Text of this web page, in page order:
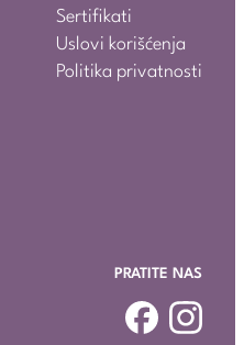
Sertifikati
Uslovi korišćenja
Politika privatnosti
PRATITE NAS